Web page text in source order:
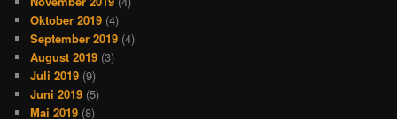
Oktober 2019 (4)
September 2019 (4)
August 2019 (3)
Juli 2019 (9)
Juni 2019 (5)
Mai 2019 (8)